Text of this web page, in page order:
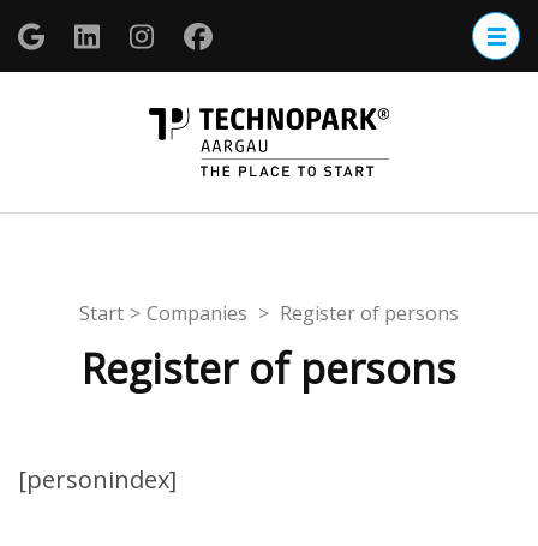
Zum
Inhalt
springen
Start > Companies > Register of persons
Register of persons
[personindex]